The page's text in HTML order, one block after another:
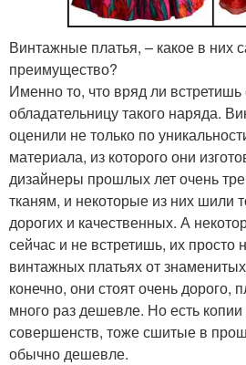
Винтажные платья, – какое в них
преимущество?
Именно то, что вряд ли
обладательницу такого наряда.
оценили не только по
материала, из которого они
дизайнеры прошлых лет очень
тканям, и некоторые из них шили
дорогих и качественных. А
сейчас и не встретишь, их просто
винтажных платьях от
конечно, они стоят очень дорого,
много раз дешевле. Но есть копии
совершенств, тоже сшитые в
обычно дешевле.